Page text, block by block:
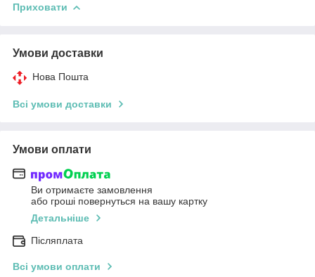
Приховати
Умови доставки
Нова Пошта
Всі умови доставки
Умови оплати
Ви отримаєте замовлення
або гроші повернуться на вашу картку
Детальніше
Післяплата
Всі умови оплати